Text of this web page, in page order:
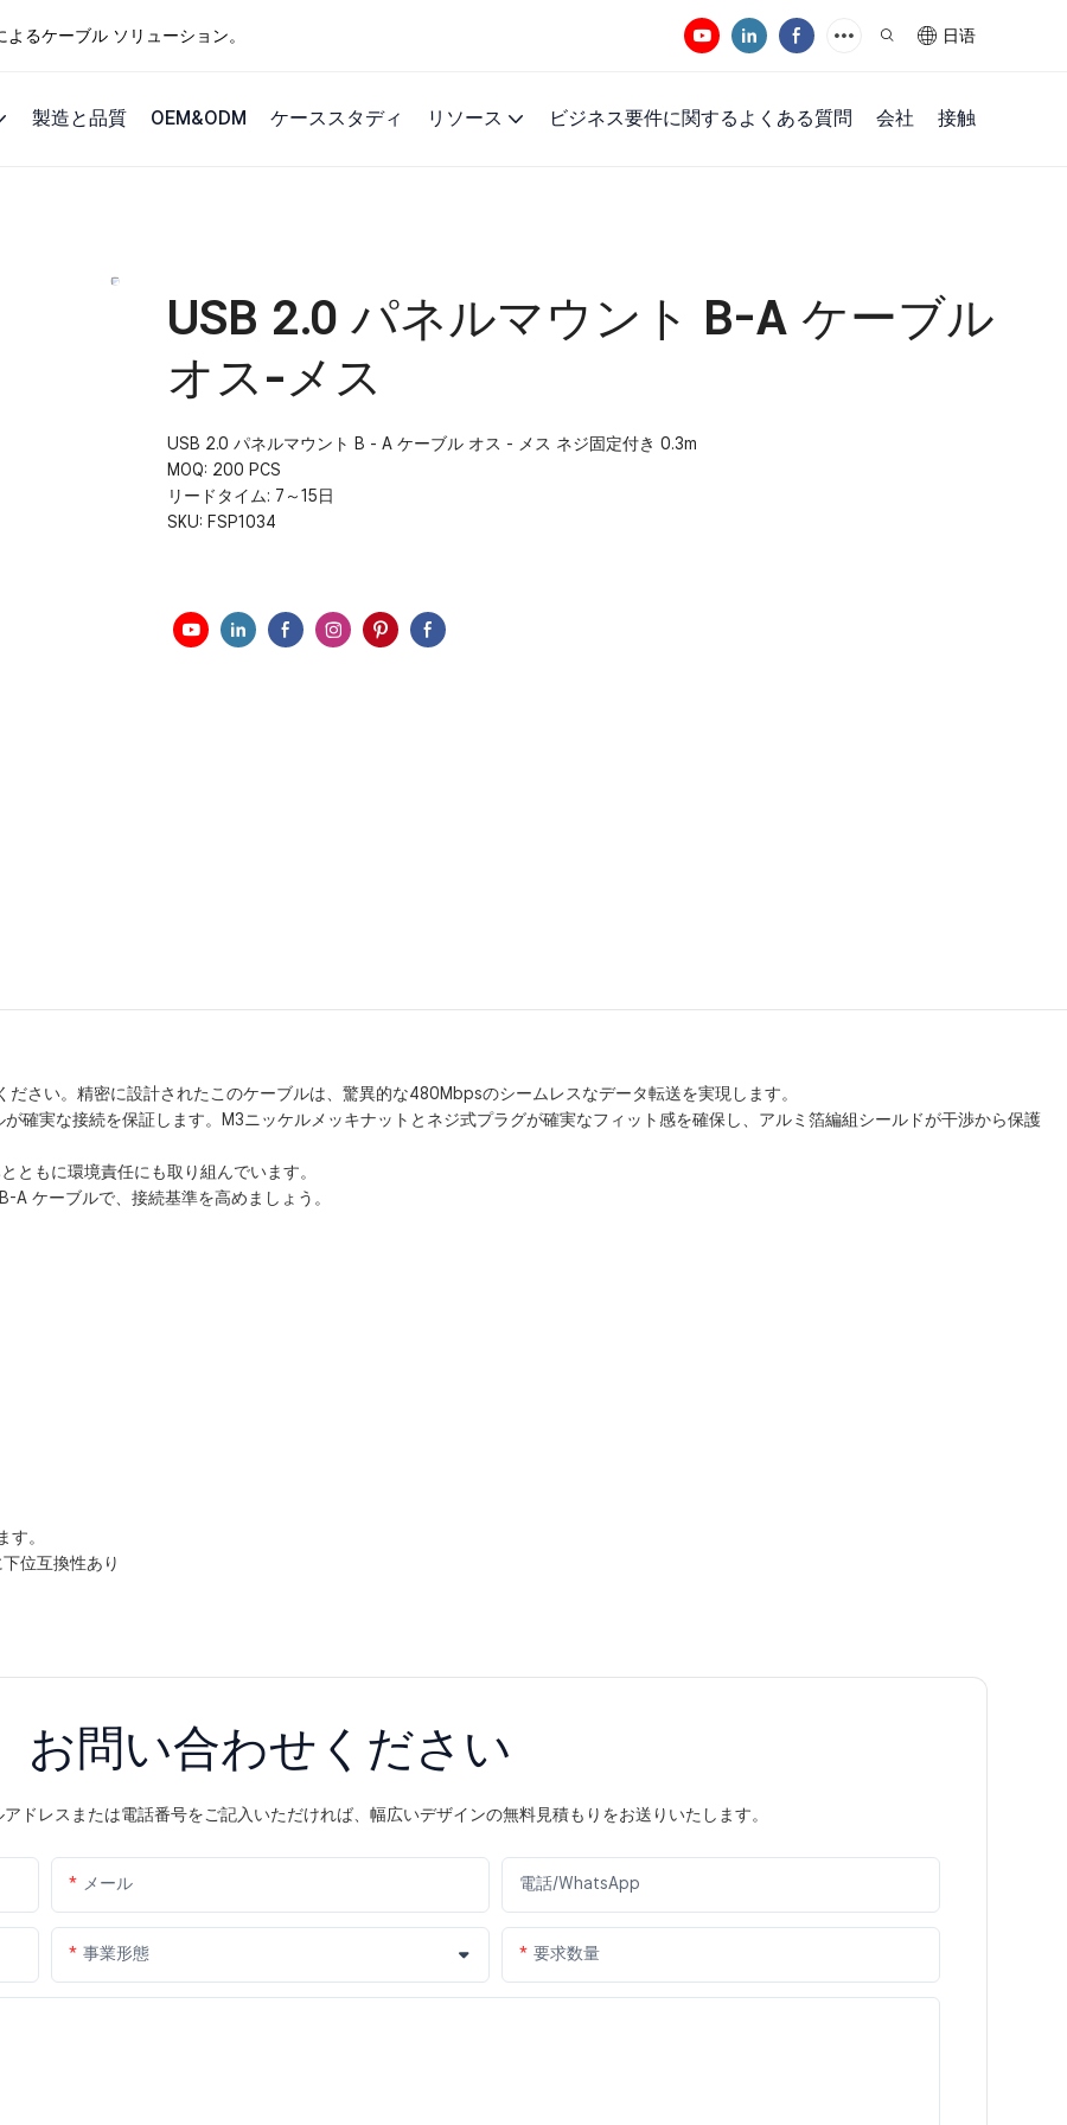
るケーブル ソリューション。 日语
製造と品質 OEM&ODM ケーススタディ リソース ビジネス要件に関するよくある質問 会社 接触
USB 2.0 パネルマウント B-A ケーブル
オス-メス
USB 2.0 パネルマウント B - A ケーブル オス - メス ネジ固定付き 0.3m
MOQ: 200 PCS
リードタイム: 7～15日
SKU: FSP1034
さい。精密に設計されたこのケーブルは、驚異的な480Mbpsのシームレスなデータ転送を実現します。
確実な接続を保証します。M3ニッケルメッキナットとネジ式プラグが確実なフィット感を確保し、アルミ箔編組シールドが干渉から保護
ともに環境責任にも取り組んでいます。
ケーブルで、接続基準を高めましょう。
。
位互換性あり
お問い合わせください
ドレスまたは電話番号をご記入いただければ、幅広いデザインの無料見積もりをお送りいたします。
メール 電話/WhatsApp
事業形態 要求数量